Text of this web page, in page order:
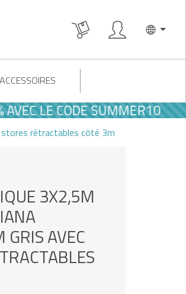
ACCESSOIRES
CODE SUMMER10
stores rétractables côté 3m
3X2,5M
AVEC